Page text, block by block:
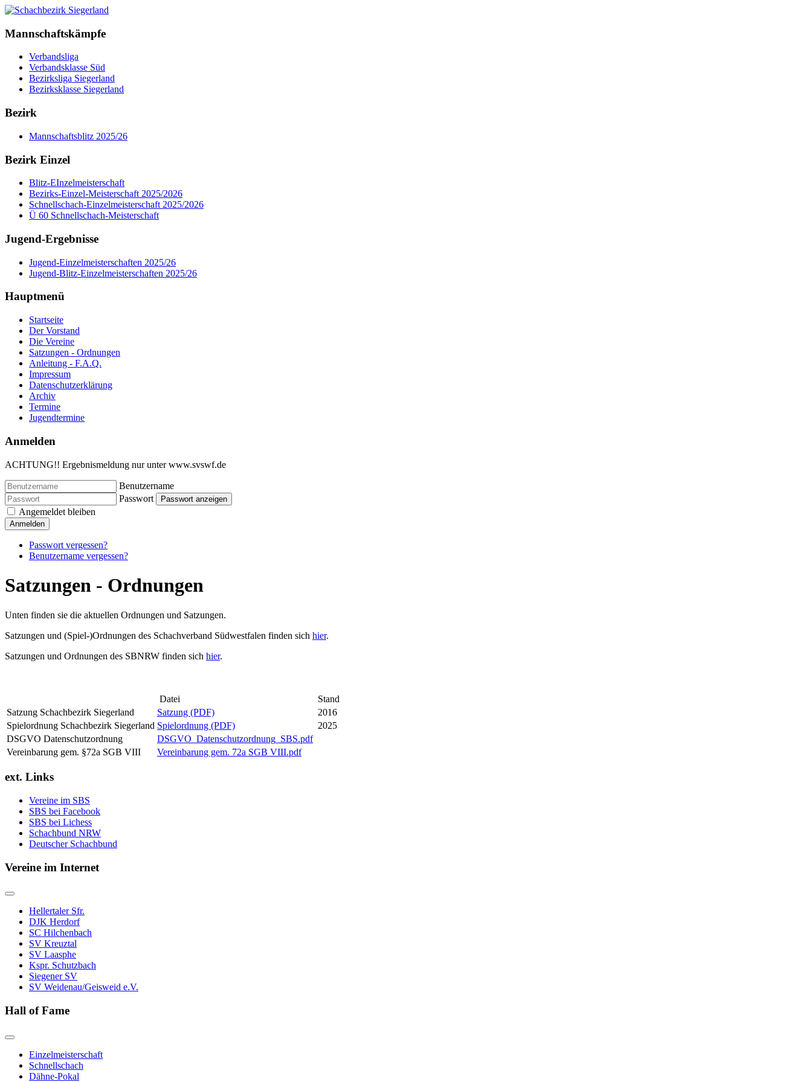
Mannschaftskämpfe
Verbandsliga
Verbandsklasse Süd
Bezirksliga Siegerland
Bezirksklasse Siegerland
Bezirk
Mannschaftsblitz 2025/26
Bezirk Einzel
Blitz-EInzelmeisterschaft
Bezirks-Einzel-Meisterschaft 2025/2026
Schnellschach-Einzelmeisterschaft 2025/2026
Ü 60 Schnellschach-Meisterschaft
Jugend-Ergebnisse
Jugend-Einzelmeisterschaften 2025/26
Jugend-Blitz-Einzelmeisterschaften 2025/26
Hauptmenü
Startseite
Der Vorstand
Die Vereine
Satzungen - Ordnungen
Anleitung - F.A.Q.
Impressum
Datenschutzerklärung
Archiv
Termine
Jugendtermine
Anmelden
ACHTUNG!! Ergebnismeldung nur unter www.svswf.de
Benutzername
Passwort
Passwort anzeigen
Angemeldet bleiben
Anmelden
Passwort vergessen?
Benutzername vergessen?
Satzungen - Ordnungen
Unten finden sie die aktuellen Ordnungen und Satzungen.
Satzungen und (Spiel-)Ordnungen des Schachverband Südwestfalen finden sich hier.
Satzungen und Ordnungen des SBNRW finden sich hier.
Datei
Stand
Satzung Schachbezirk Siegerland
Satzung (PDF)
2016
Spielordnung Schachbezirk Siegerland Spielordnung (PDF)
2025
DSGVO Datenschutzordnung
DSGVO_Datenschutzordnung_SBS.pdf
Vereinbarung gem. §72a SGB VIII
Vereinbarung gem. 72a SGB VIII.pdf
ext. Links
Vereine im SBS
SBS bei Facebook
SBS bei Lichess
Schachbund NRW
Deutscher Schachbund
Vereine im Internet
Hellertaler Sfr.
DJK Herdorf
SC Hilchenbach
SV Kreuztal
SV Laasphe
Kspr. Schutzbach
Siegener SV
SV Weidenau/Geisweid e.V.
Hall of Fame
Einzelmeisterschaft
Schnellschach
Dähne-Pokal